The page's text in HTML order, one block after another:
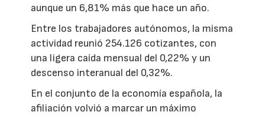
aunque un 6,81% más que hace un año.
Entre los trabajadores autónomos, la misma
actividad reunió 254.126 cotizantes, con
una ligera caída mensual del 0,22% y un
descenso interanual del 0,32%.
En el conjunto de la economía española, la
afiliación volvió a marcar un máximo